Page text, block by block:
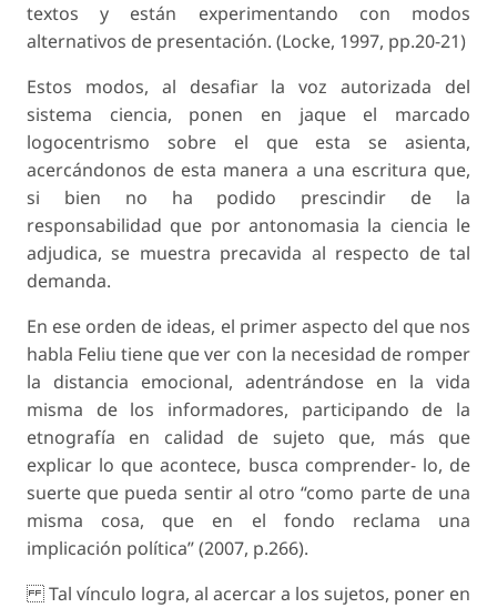
textos y están experimentando con modos
alternativos de presentación. (Locke, 1997, pp.20-21)
Estos modos, al desafiar la voz autorizada del
sistema ciencia, ponen en jaque el marcado
logocentrismo sobre el que esta se asienta,
acercándonos de esta manera a una escritura que,
si bien no ha podido prescindir de la
responsabilidad que por antonomasia la ciencia le
adjudica, se muestra precavida al respecto de tal
demanda.
En ese orden de ideas, el primer aspecto del que nos
habla Feliu tiene que ver con la necesidad de romper
la distancia emocional, adentrándose en la vida
misma de los informadores, participando de la
etnografía en calidad de sujeto que, más que
explicar lo que acontece, busca comprender- lo, de
suerte que pueda sentir al otro “como parte de una
misma cosa, que en el fondo reclama una
implicación política” (2007, p.266).
Tal vínculo logra, al acercar a los sujetos, poner en